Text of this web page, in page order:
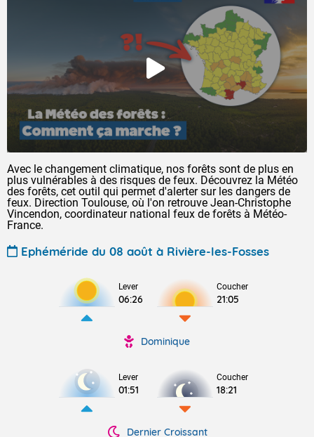
Avec le changement climatique, nos forêts sont de plus en
plus vulnérables à des risques de feux. Découvrez la Météo
des forêts, cet outil qui permet d'alerter sur les dangers de
feux. Direction Toulouse, où l'on retrouve Jean-Christophe
Vincendon, coordinateur national feux de forêts à Météo-
France.
Ephéméride du 08 août à Rivière-les-Fosses
Lever
06:26
Coucher
21:05
Dominique
Lever
01:51
Coucher
18:21
Dernier Croissant